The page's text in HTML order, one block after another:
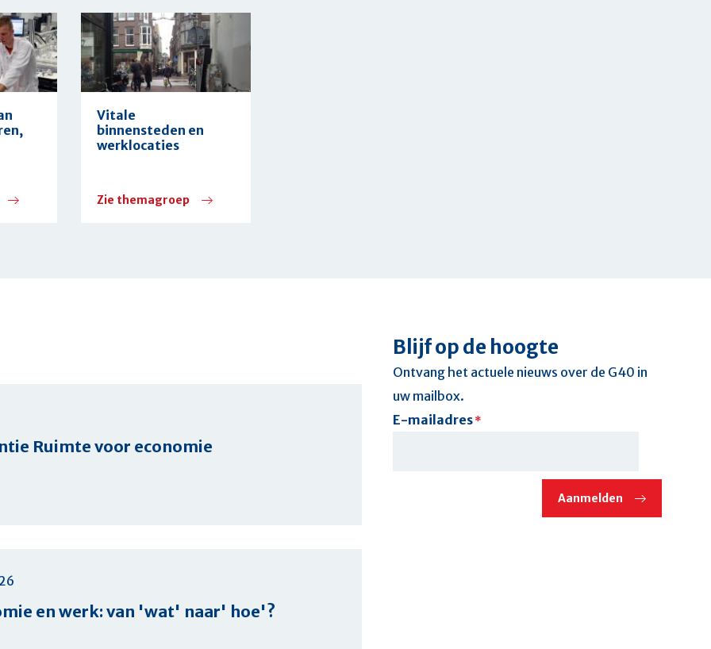
Vitale
binnensteden en
werklocaties
Zie themagroep
Ruimte voor economie
en werk: van 'wat' naar' hoe'?
Blijf op de hoogte
Ontvang het actuele nieuws over de G40 in
uw mailbox.
E-mailadres